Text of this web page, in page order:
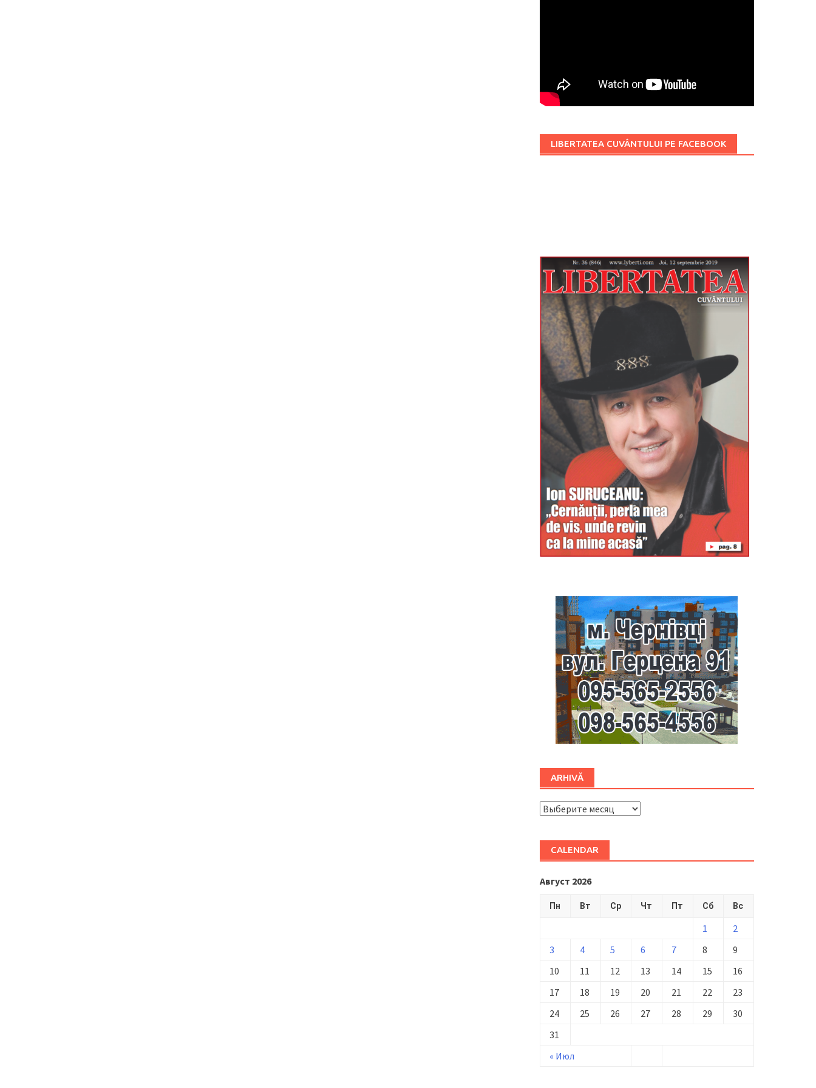
LIBERTATEA CUVÂNTULUI PE FACEBOOK
ARHIVĂ
ARHIVĂ
CALENDAR
Август 2026
Пн Вт Ср Чт Пт Сб Вс
« Июл
1
2
3
4 5 6 7 8
9
10
11 12 13 14 15
16
17
18 19 20 21 22
23
24
25 26 27 28 29
30
31